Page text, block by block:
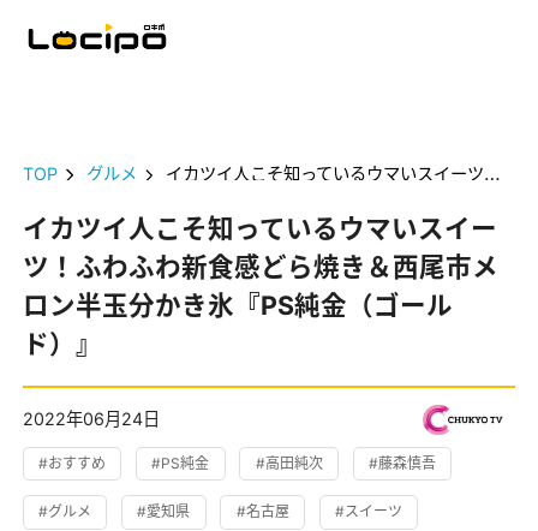
TOP グルメ イカツイ人こそ知っているウマいスイーツ！ふわふわ新食感どら焼き＆西尾市メロン半玉分かき氷『PS純金（ゴールド）』
イカツイ人こそ知っているウマいスイー
ツ！ふわふわ新食感どら焼き＆西尾市メ
ロン半玉分かき氷『PS純金（ゴール
ド）』
2022年06月24日
#おすすめ #PS純金 #高田純次 #藤森慎吾
#グルメ #愛知県 #名古屋 #スイーツ